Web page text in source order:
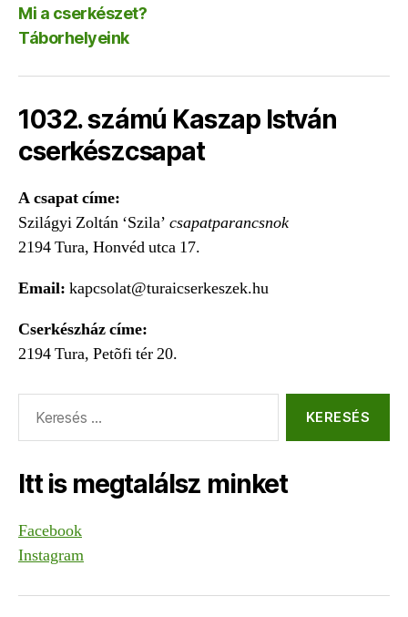
Mi a cserkészet?
Táborhelyeink
1032. számú Kaszap István
cserkészcsapat
A csapat címe:
Szilágyi Zoltán ‘Szila’ csapatparancsnok
2194 Tura, Honvéd utca 17.
Email: kapcsolat@turaicserkeszek.hu
Cserkészház címe:
2194 Tura, Petõfi tér 20.
Itt is megtalálsz minket
Facebook
Instagram